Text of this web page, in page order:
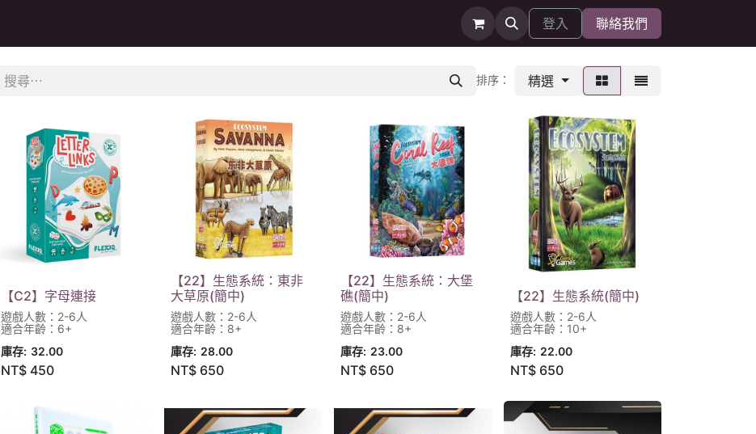
登入 聯絡我們
排序： 精選
【C2】字母連接
遊戲人數：2-6人
適合年齡：6+
庫存: 32.00
NT$ 450
【22】生態系統：東非
大草原(簡中)
遊戲人數：2-6人
適合年齡：8+
庫存: 28.00
NT$ 650
【22】生態系統：大堡
礁(簡中)
遊戲人數：2-6人
適合年齡：8+
庫存: 23.00
NT$ 650
【22】生態系統(簡中)
遊戲人數：2-6人
適合年齡：10+
庫存: 22.00
NT$ 650